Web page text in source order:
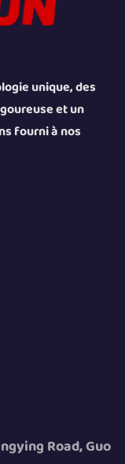
unique, des
et un
fourni à nos
Road, Guo